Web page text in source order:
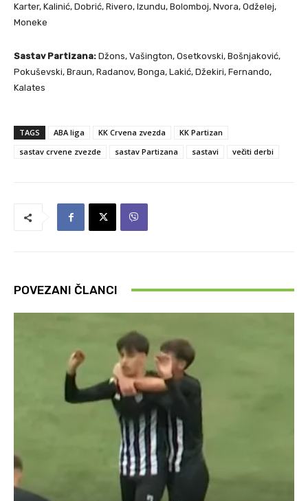
Karter, Kalinić, Dobrić, Rivero, Izundu, Bolomboj, Nvora, Odželej,
Moneke
Sastav Partizana: Džons, Vašington, Osetkovski, Bošnjaković,
Pokuševski, Braun, Radanov, Bonga, Lakić, Džekiri, Fernando,
Kalates
TAGS ABA liga KK Crvena zvezda
KK Partizan
sastav crvene zvezde
sastav Partizana sastavi večiti derbi
POVEZANI ČLANCI